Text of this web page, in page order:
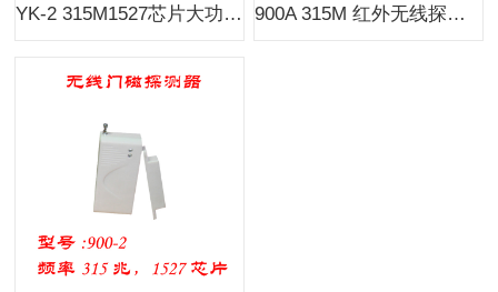
YK-2 315M1527芯片大功率超远距离无线遥控器无线紧急按钮1000米 900A 315M 红外无线探测器 防盗器报警wifi智能主机插座遥头机配件